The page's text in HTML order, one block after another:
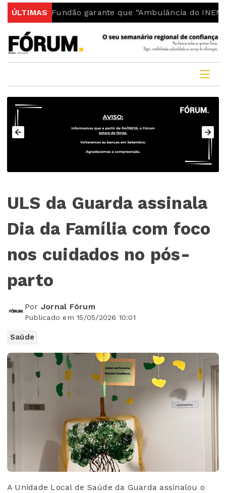
ÚLTIMAS
Fundão garante que “Ambulância do INEM fica no
ULS da Guarda assinala
Dia da Família com foco
nos cuidados no pós-
parto
Por Jornal Fórum
Publicado em 15/05/2026 10:01
Saúde
A Unidade Local de Saúde da Guarda assinalou o